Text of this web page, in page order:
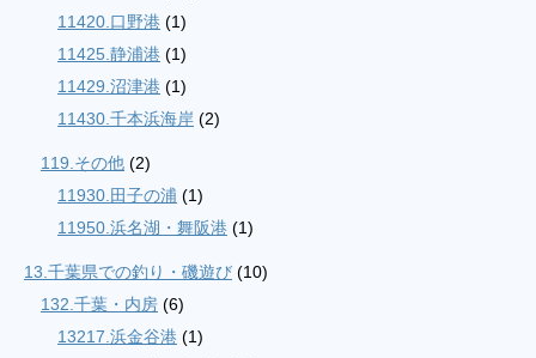
11420.口野港 (1)
11425.静浦港 (1)
11429.沼津港 (1)
11430.千本浜海岸 (2)
119.その他 (2)
11930.田子の浦 (1)
11950.浜名湖・舞阪港 (1)
13.千葉県での釣り・磯遊び (10)
132.千葉・内房 (6)
13217.浜金谷港 (1)